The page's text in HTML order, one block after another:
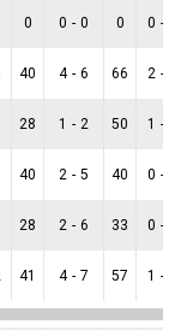
0 0 - 0 0 0 -
40 4 - 6 66 2 -
28 1 - 2 50 1 -
40 2 - 5 40 0 -
28 2 - 6 33 0 -
41 4 - 7 57 1 -